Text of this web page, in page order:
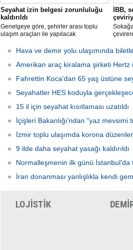
Seyahat izin belgesi zorunluluğu
kaldırıldı
Genelgeye göre, şehirler arası toplu
ulaşım araçları ile yapılacak
zorunluluğu yürürlükten kaldırıldı.
İBB,
iş
Hava ve demir yolu ulaşımında
Amerikan araç kiralama şirketi Hertz
Fahrettin Koca'dan 65 yaş üstüne
Seyahatler HES koduyla
15 il için seyahat kısıtlaması uzatıldı
İçişleri Bakanlığı'ndan "yaz
İzmir toplu ulaşımda korona
9 ilde daha seyahat yasağı kaldırıldı
Normalleşmenin ilk günü İstanbul'da
İran donanması yanlışlıkla kendi
LOJİSTİK